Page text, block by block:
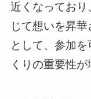
近くなっており
じて想いを昇
として、参加
くりの重要性が